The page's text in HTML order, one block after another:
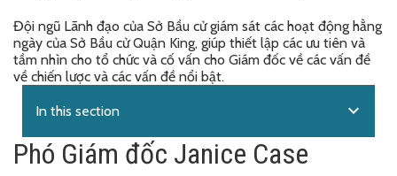
Đội ngũ Lãnh đạo của Sở Bầu cử giám sát các hoạt động hằng
ngày của Sở Bầu cử Quận King, giúp thiết lập các ưu tiên và
tầm nhìn cho tổ chức và cố vấn cho Giám đốc về các vấn đề
về chiến lược và các vấn đề nổi bật.
In this section expand_more
Phó Giám đốc Janice Case